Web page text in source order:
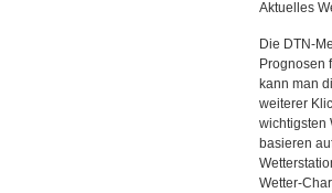
Aktuelles
Die DTN-
Prognosen
kann man
weiterer
wichtigsten
basieren
Wetter-